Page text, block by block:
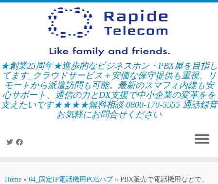
Skip
★創業25周年★進歩的なビジネスホン・PBX屋を目指し
てます_クラウドサービス＋安価な保守提供も重視、リ
モートから派遣訪問も可能。最新のスマフォ内線も安
心サポート、通信の力とDX支援で中小企業の変革をを
支えたいです★★★★無料相談 0800-170-5555 通話録音
お気軽にお問合せください
Home » 64_固定IP電話機用POEハブ » PBX販売で電話機用などで、